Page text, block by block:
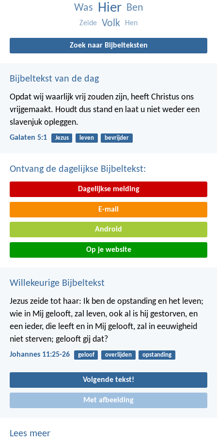
Was Hier Ben
Zeide Volk Hen
Zoek naar Bijbelteksten
Bijbeltekst van de dag
Opdat wij waarlijk vrij zouden zijn, heeft Christus ons
vrijgemaakt. Houdt dus stand en laat u niet weder een
slavenjuk opleggen.
Galaten 5:1 Jezus leven bevrijder
Ontvang de dagelijkse Bijbeltekst:
Dagelijkse melding
E-mail
Android
Op je website
Willekeurige Bijbeltekst
Jezus zeide tot haar: Ik ben de opstanding en het leven;
wie in Mij gelooft, zal leven, ook al is hij gestorven, en
een ieder, die leeft en in Mij gelooft, zal in eeuwigheid
niet sterven; gelooft gij dat?
Johannes 11:25-26 geloof overlijden opstanding
Volgende tekst!
Met afbeelding
Lees meer